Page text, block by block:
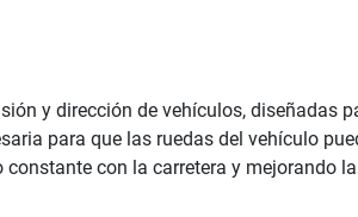
y dirección de vehículos, diseñadas
para que las ruedas del vehículo
con la carretera y mejorando